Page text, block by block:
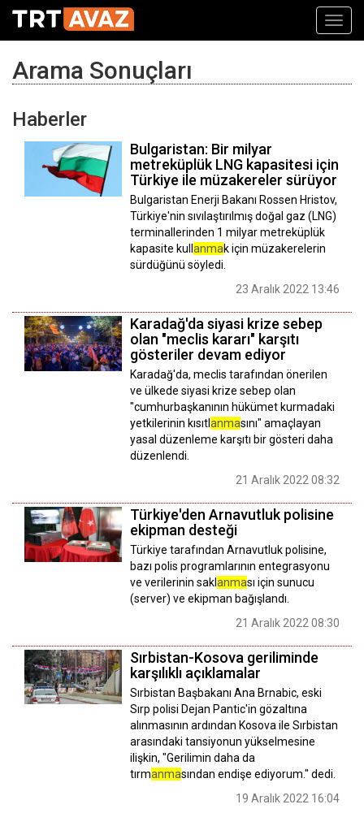
Arama Sonuçları
Haberler
Bulgaristan: Bir milyar
metreküplük LNG kapasitesi için
Türkiye ile müzakereler sürüyor
Bulgaristan Enerji Bakanı Rossen Hristov,
Türkiye'nin sıvılaştırılmış doğal gaz (LNG)
terminallerinden 1 milyar metreküplük
kapasite kull anmak için müzakerelerin
sürdüğünü söyledi.
23 Aralık 2022 13:46
Karadağ'da siyasi krize sebep
olan "meclis kararı" karşıtı
gösteriler devam ediyor
Karadağ'da, meclis tarafından önerilen
ve ülkede siyasi krize sebep olan
"cumhurbaşkanının hükümet kurmadaki
yetkilerinin kısıtlanmasını" amaçlayan
yasal düzenleme karşıtı bir gösteri daha
düzenlendi.
21 Aralık 2022 08:32
Türkiye'den Arnavutluk polisine
ekipman desteği
Türkiye tarafından Arnavutluk polisine,
bazı polis programlarının entegrasyonu
ve verilerinin saklanması için sunucu
(server) ve ekipman bağışlandı.
21 Aralık 2022 08:30
Sırbistan-Kosova geriliminde
karşılıklı açıklamalar
Sırbistan Başbakanı Ana Brnabic, eski
Sırp polisi Dejan Pantic'in gözaltına
alınmasının ardından Kosova ile Sırbistan
arasındaki tansiyonun yükselmesine
ilişkin, "Gerilimin daha da
tırmanmasından endişe ediyorum." dedi.
19 Aralık 2022 16:04